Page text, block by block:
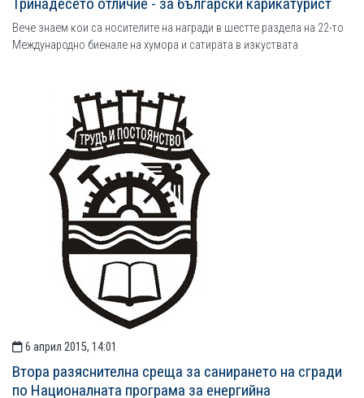
Тринадесето отличие - за български карикатурист
Вече знаем кои са носителите на награди в шестте раздела на 22-то
Международно биенале на хумора и сатирата в изкуствата
6 април 2015, 14:01
Втора разяснителна среща за санирането на сгради
по Националната програма за енергийна